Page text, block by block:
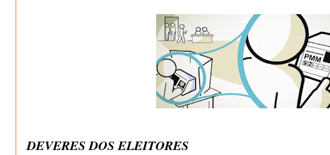
DEVERES DOS ELEITORES